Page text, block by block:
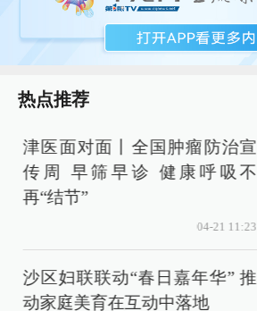
热点推荐
津医面对面丨全国肿瘤防治宣
传周 早筛早诊 健康呼吸不
再“结节”
04-21 11:23
沙区妇联联动“春日嘉年华” 推
动家庭美育在互动中落地